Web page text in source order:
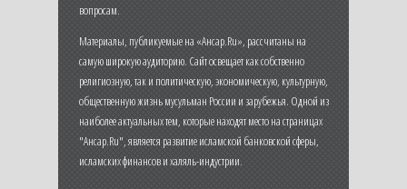
вопросам.
Материалы, публикуемые на «Ансар.Ru», рассчитаны на
самую широкую аудиторию. Сайт освещает как собственно
религиозную, так и политическую, экономическую, культурную,
общественную жизнь мусульман России и зарубежья. Одной из
наиболее актуальных тем, которые находят место на страницах
"Ансар.Ru", является развитие исламской банковской сферы,
исламских финансов и халяль-индустрии.